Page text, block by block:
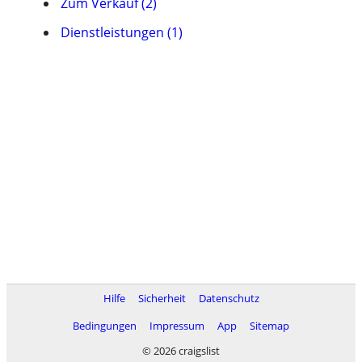
Dienstleistungen (1)
Hilfe Sicherheit
Datenschutz
Bedingungen
Impressum App
Sitemap
© 2026 craigslist